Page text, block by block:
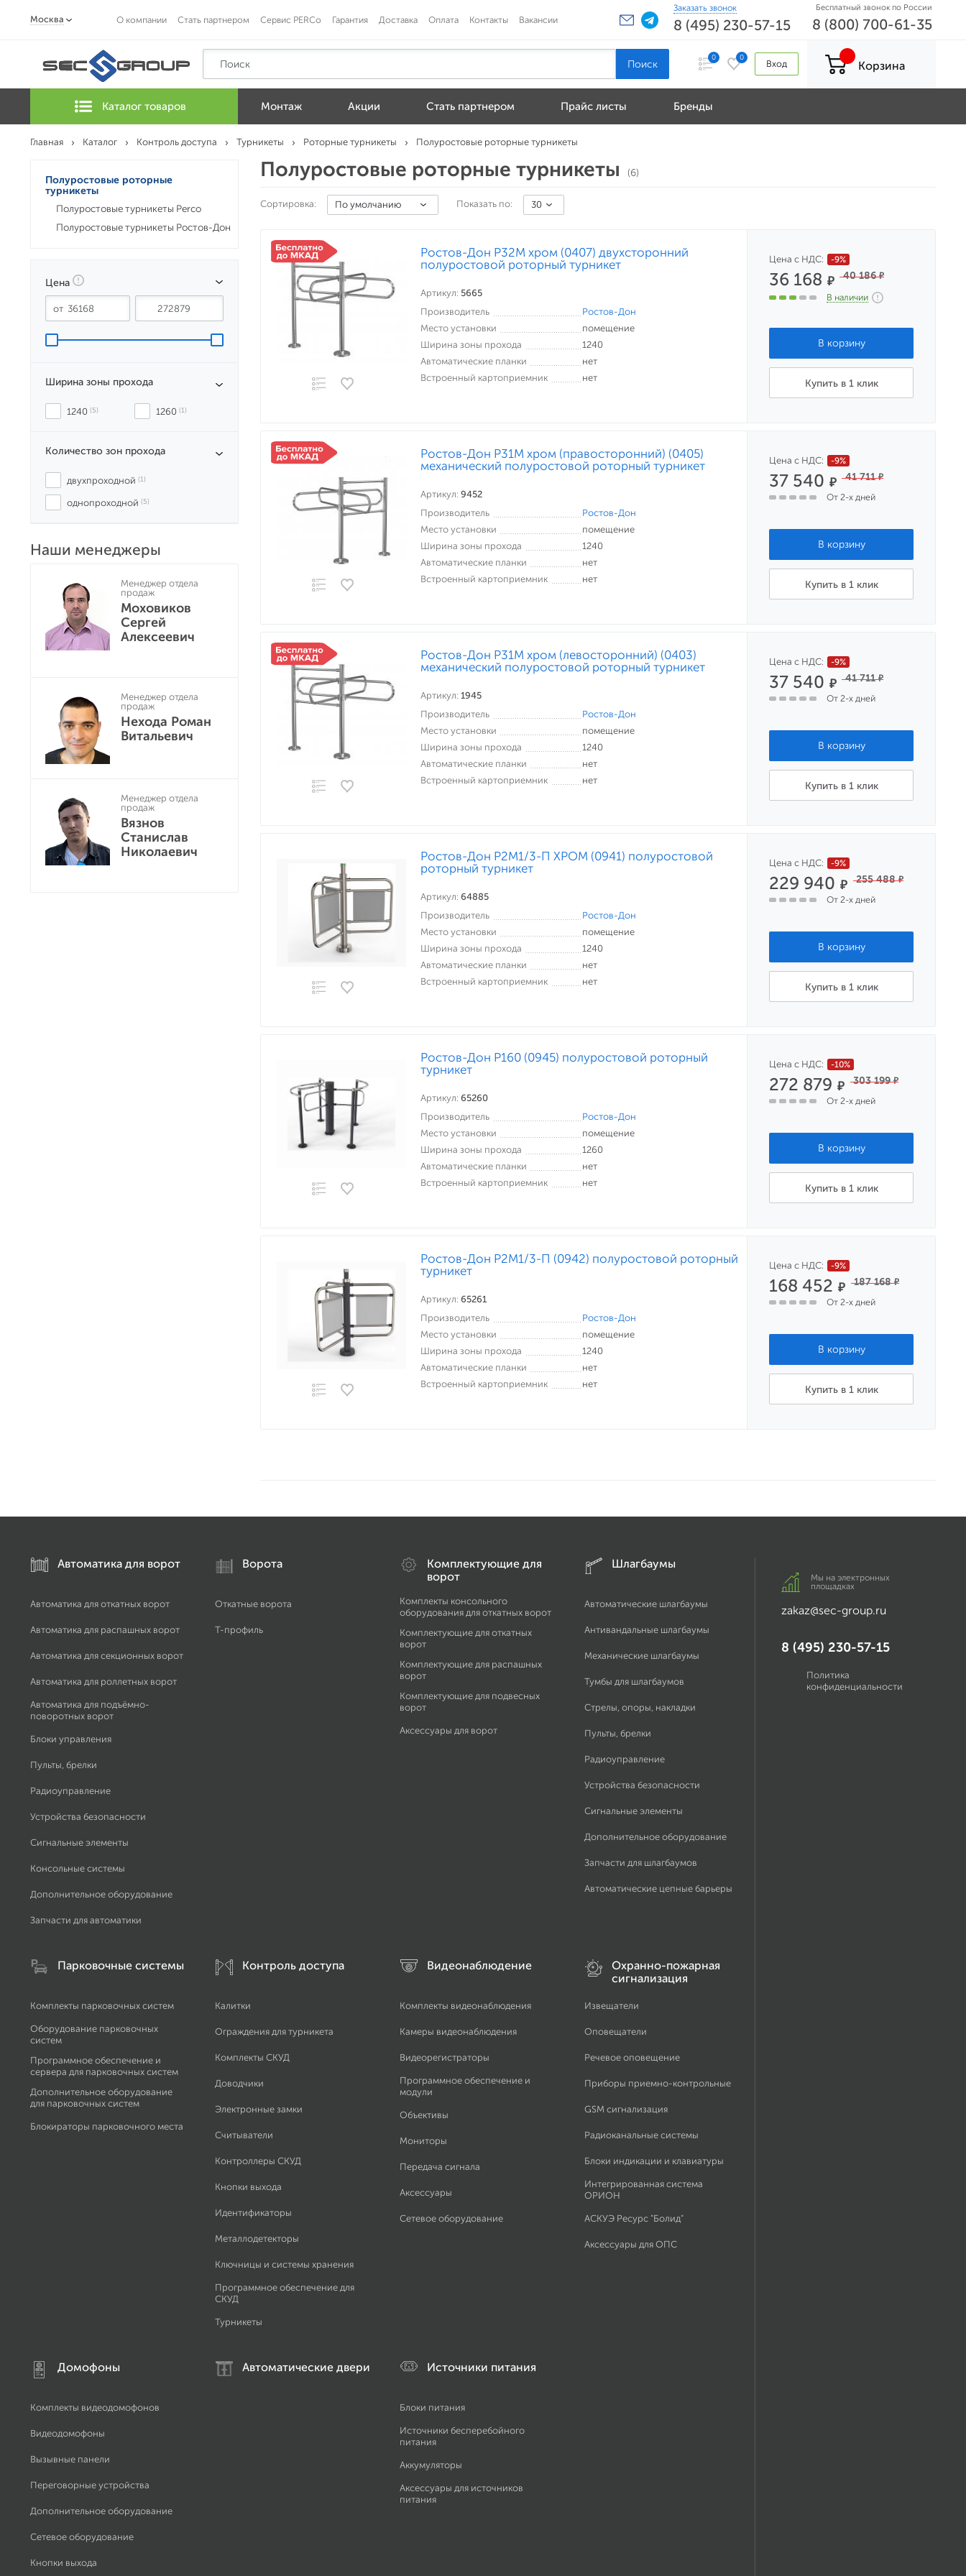
Москва О компании Стать партнером Сервис PERCo Гарантия Доставка Оплата Контакты Вакансии
Заказать звонок
8 (495) 230-57-15
Бесплатный звонок по России
8 (800) 700-61-35
0 0
Вход Корзина
Каталог товаров Монтаж Акции Стать партнером Прайс листы Бренды
Главная Каталог Контроль доступа Турникеты Роторные турникеты Полуростовые роторные турникеты
Полуростовые роторные
турникеты
Полуростовые турникеты Perco
Полуростовые турникеты Ростов-Дон
Цена
Ширина зоны прохода
1240 (5) 1260 (1)
Количество зон прохода
двухпроходной (1)
однопроходной (5)
Наши менеджеры
Менеджер отдела
продаж
Моховиков
Сергей
Алексеевич
Менеджер отдела
продаж
Нехода Роман
Витальевич
Менеджер отдела
продаж
Вязнов
Станислав
Николаевич
Полуростовые роторные турникеты (6)
Сортировка: По умолчанию Показать по: 30
Ростов-Дон Р32М хром (0407) двухсторонний
полуростовой роторный турникет
Артикул: 5665
Производитель
Ростов-Дон
Место установки
помещение
Ширина зоны прохода
1240
Автоматические планки
нет
Встроенный картоприемник
нет
Цена с НДС: -9%
36 168₽ 40 186₽
В наличии
Купить в 1 клик
Ростов-Дон Р31М хром (правосторонний) (0405)
механический полуростовой роторный турникет
Артикул: 9452
Производитель
Ростов-Дон
Место установки
помещение
Ширина зоны прохода
1240
Автоматические планки
нет
Встроенный картоприемник
нет
Цена с НДС: -9%
37 540₽ 41 711₽
От 2-х дней
Купить в 1 клик
Ростов-Дон Р31М хром (левосторонний) (0403)
механический полуростовой роторный турникет
Артикул: 1945
Производитель
Ростов-Дон
Место установки
помещение
Ширина зоны прохода
1240
Автоматические планки
нет
Встроенный картоприемник
нет
Цена с НДС: -9%
37 540₽ 41 711₽
От 2-х дней
Купить в 1 клик
Ростов-Дон Р2М1/3-П ХРОМ (0941) полуростовой
роторный турникет
Артикул: 64885
Производитель
Ростов-Дон
Место установки
помещение
Ширина зоны прохода
1240
Автоматические планки
нет
Встроенный картоприемник
нет
Цена с НДС: -9%
229 940₽ 255 488₽
От 2-х дней
Купить в 1 клик
Ростов-Дон Р160 (0945) полуростовой роторный
турникет
Артикул: 65260
Производитель
Ростов-Дон
Место установки
помещение
Ширина зоны прохода
1260
Автоматические планки
нет
Встроенный картоприемник
нет
Цена с НДС: -10%
272 879₽ 303 199₽
От 2-х дней
Купить в 1 клик
Ростов-Дон Р2М1/3-П (0942) полуростовой роторный
турникет
Артикул: 65261
Производитель
Ростов-Дон
Место установки
помещение
Ширина зоны прохода
1240
Автоматические планки
нет
Встроенный картоприемник
нет
Цена с НДС: -9%
168 452₽ 187 168₽
От 2-х дней
Купить в 1 клик
Автоматика для ворот
Автоматика для откатных ворот
Автоматика для распашных ворот
Автоматика для секционных ворот
Автоматика для роллетных ворот
Автоматика для подъёмно-
поворотных ворот
Блоки управления
Пульты, брелки
Радиоуправление
Устройства безопасности
Сигнальные элементы
Консольные системы
Дополнительное оборудование
Запчасти для автоматики
Ворота
Откатные ворота
Т-профиль
Комплектующие для
ворот
Комплекты консольного
оборудования для откатных ворот
Комплектующие для откатных
ворот
Комплектующие для распашных
ворот
Комплектующие для подвесных
ворот
Аксессуары для ворот
Шлагбаумы
Автоматические шлагбаумы
Антивандальные шлагбаумы
Механические шлагбаумы
Тумбы для шлагбаумов
Стрелы, опоры, накладки
Пульты, брелки
Радиоуправление
Устройства безопасности
Сигнальные элементы
Дополнительное оборудование
Запчасти для шлагбаумов
Автоматические цепные барьеры
Парковочные системы
Комплекты парковочных систем
Оборудование парковочных
систем
Программное обеспечение и
сервера для парковочных систем
Дополнительное оборудование
для парковочных систем
Блокираторы парковочного места
Контроль доступа
Калитки
Ограждения для турникета
Комплекты СКУД
Доводчики
Электронные замки
Считыватели
Контроллеры СКУД
Кнопки выхода
Идентификаторы
Металлодетекторы
Ключницы и системы хранения
Программное обеспечение для
СКУД
Турникеты
Видеонаблюдение
Комплекты видеонаблюдения
Камеры видеонаблюдения
Видеорегистраторы
Программное обеспечение и
модули
Объективы
Мониторы
Передача сигнала
Аксессуары
Сетевое оборудование
Охранно-пожарная
сигнализация
Извещатели
Оповещатели
Речевое оповещение
Приборы приемно-контрольные
GSM сигнализация
Радиоканальные системы
Блоки индикации и клавиатуры
Интегрированная система
ОРИОН
АСКУЭ Ресурс "Болид"
Аксессуары для ОПС
Домофоны
Комплекты видеодомофонов
Видеодомофоны
Вызывные панели
Переговорные устройства
Дополнительное оборудование
Сетевое оборудование
Кнопки выхода
Автоматические двери Источники питания
Блоки питания
Источники бесперебойного
питания
Аккумуляторы
Аксессуары для источников
питания
Мы на электронных
площадках
zakaz@sec-group.ru
8 (495) 230-57-15
Политика
конфиденциальности